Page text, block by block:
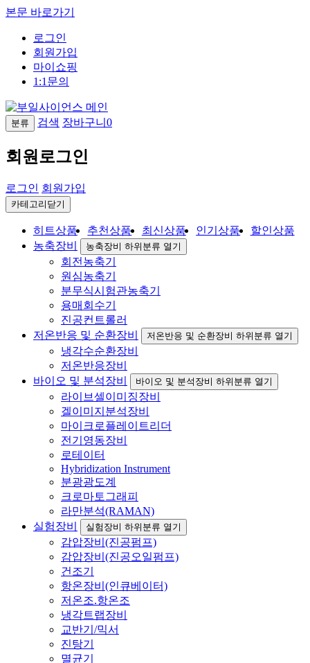
본문 바로가기
로그인
회원가입
마이쇼핑
1:1문의
분류 검색 장바구니 0
회원로그인
로그인 회원가입
카테고리닫기
히트상품 추천상품 최신상품 인기상품
할인상품
농축장비
농축장비 하위분류 열기
회전농축기
원심농축기
분무식시험관농축기
용매회수기
진공컨트롤러
저온반응 및 순환장비
저온반응 및 순환장비 하위분류 열기
냉각수순환장비
저온반응장비
바이오 및 분석장비
바이오 및 분석장비 하위분류 열기
라이브셀이미징장비
겔이미지분석장비
마이크로플레이트리더
전기영동장비
로테이터
Hybridization Instrument
분광광도계
크로마토그래피
라만분석(RAMAN)
실험장비
실험장비 하위분류 열기
감압장비(진공펌프)
감압장비(진공오일펌프)
건조기
항온장비(인큐베이터)
저온조.항온조
냉각트랩장비
교반기/믹서
진탕기
멸균기